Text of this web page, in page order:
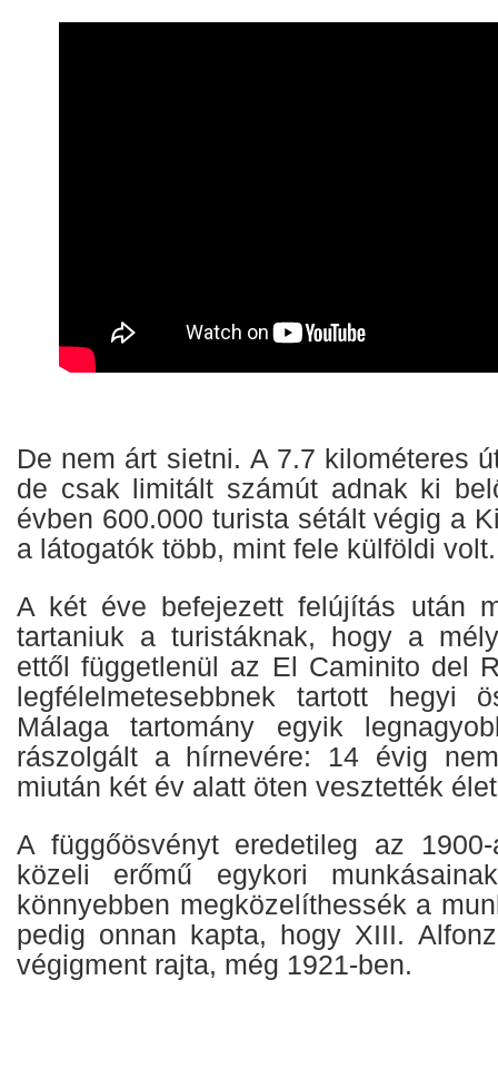
De nem árt sietni. A 7.7 kilométeres
de csak limitált számút adnak ki
évben 600.000 turista sétált végig a
a látogatók több, mint fele külföldi volt.
A két éve befejezett felújítás után
tartaniuk a turistáknak, hogy a
ettől függetlenül az El Caminito del
legfélelmetesebbnek tartott hegyi
Málaga tartomány egyik
rászolgált a hírnevére: 14 évig
miután két év alatt öten vesztették
A függőösvényt eredetileg az
közeli erőmű egykori
könnyebben megközelíthessék a
pedig onnan kapta, hogy XIII.
végigment rajta, még 1921-ben.